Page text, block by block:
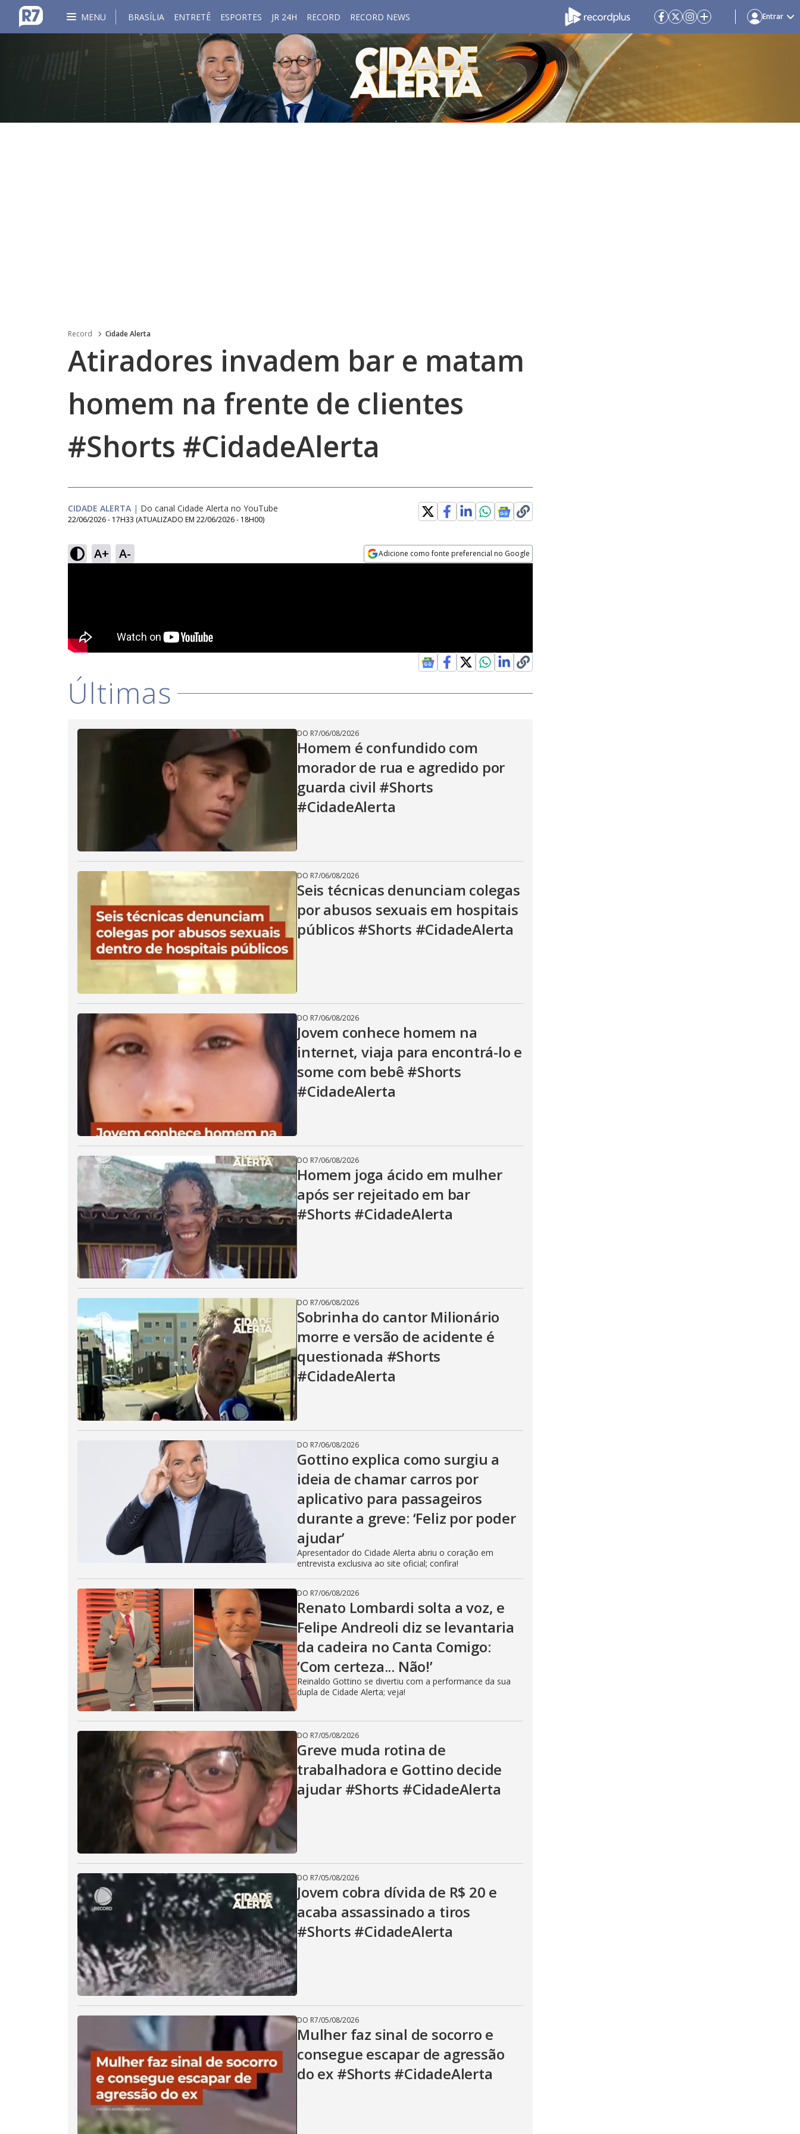
MENU BRASÍLIA ENTRETÊ ESPORTES JR 24H RECORD RECORD NEWS Entrar
Record Cidade Alerta
Atiradores invadem bar e matam
homem na frente de clientes
#Shorts #CidadeAlerta
CIDADE ALERTA | Do canal Cidade Alerta no YouTube
22/06/2026 - 17H33 (ATUALIZADO EM 22/06/2026 - 18H00)
A+ A- Adicione como fonte preferencial no Google
Últimas
DO R7/06/08/2026
Homem é confundido com
morador de rua e agredido por
guarda civil #Shorts
#CidadeAlerta
DO R7/06/08/2026
Seis técnicas denunciam colegas
por abusos sexuais em hospitais
públicos #Shorts #CidadeAlerta
DO R7/06/08/2026
Jovem conhece homem na
internet, viaja para encontrá-lo e
some com bebê #Shorts
#CidadeAlerta
DO R7/06/08/2026
Homem joga ácido em mulher
após ser rejeitado em bar
#Shorts #CidadeAlerta
DO R7/06/08/2026
Sobrinha do cantor Milionário
morre e versão de acidente é
questionada #Shorts
#CidadeAlerta
DO R7/06/08/2026
Gottino explica como surgiu a
ideia de chamar carros por
aplicativo para passageiros
durante a greve: ‘Feliz por poder
ajudar’
Apresentador do Cidade Alerta abriu o coração em
entrevista exclusiva ao site oficial; confira!
DO R7/06/08/2026
Renato Lombardi solta a voz, e
Felipe Andreoli diz se levantaria
da cadeira no Canta Comigo:
‘Com certeza... Não!’
Reinaldo Gottino se divertiu com a performance da sua
dupla de Cidade Alerta; veja!
DO R7/05/08/2026
Greve muda rotina de
trabalhadora e Gottino decide
ajudar #Shorts #CidadeAlerta
DO R7/05/08/2026
Jovem cobra dívida de R$ 20 e
acaba assassinado a tiros
#Shorts #CidadeAlerta
DO R7/05/08/2026
Mulher faz sinal de socorro e
consegue escapar de agressão
do ex #Shorts #CidadeAlerta